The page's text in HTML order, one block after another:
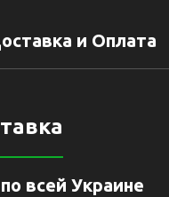
и Оплата
всей Украине